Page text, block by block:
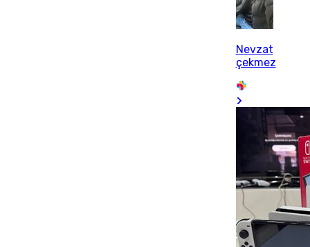
Nevzat
çekmez